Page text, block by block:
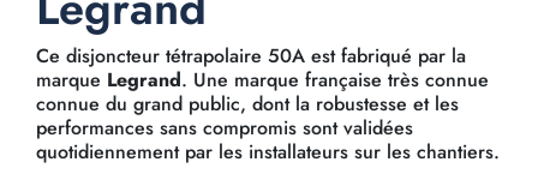
Ce disjoncteur tétrapolaire 50A est fabriqué par la
marque Legrand. Une marque française très connue
connue du grand public, dont la robustesse et les
performances sans compromis sont validées
quotidiennement par les installateurs sur les chantiers.